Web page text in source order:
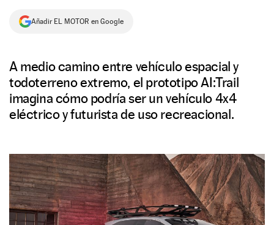
NEWSLETTER
Añadir EL MOTOR en Google
A medio camino entre vehículo espacial y
todoterreno extremo, el prototipo AI:Trail
imagina cómo podría ser un vehículo 4x4
eléctrico y futurista de uso recreacional.